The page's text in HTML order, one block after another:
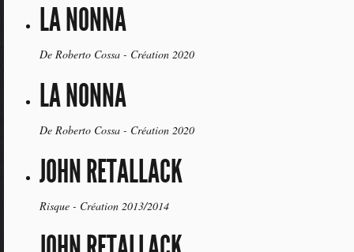
LA NONNA
De Roberto Cossa - Création 2020
LA NONNA
De Roberto Cossa - Création 2020
JOHN RETALLACK
Risque - Création 2013/2014